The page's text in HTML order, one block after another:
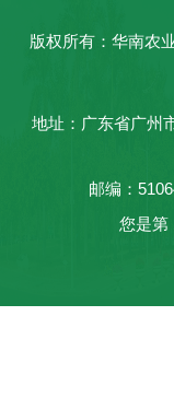
版权所有：华南
地址：广东省广州
邮编：
您是第